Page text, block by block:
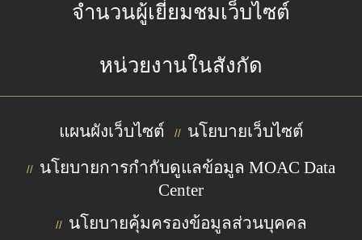
จำนวนผู้เยี่ยมชมเว็บไซต์
หน่วยงานในสังกัด
แผนผังเว็บไซต์ // นโยบายเว็บไซต์
// นโยบายการกำกับดูแลข้อมูล MOAC Data
Center
// นโยบายคุ้มครองข้อมูลส่วนบุคคล